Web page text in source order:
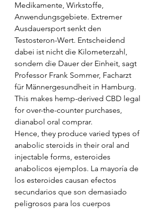
Medikamente, Wirkstoffe,
Anwendungsgebiete. Extremer
Ausdauersport senkt den
Testosteron-Wert. Entscheidend
dabei ist nicht die Kilometerzahl,
sondern die Dauer der Einheit, sagt
Professor Frank Sommer, Facharzt
für Männergesundheit in Hamburg.
This makes hemp-derived CBD legal
for over-the-counter purchases,
dianabol oral comprar.
Hence, they produce varied types of
anabolic steroids in their oral and
injectable forms, esteroides
anabolicos ejemplos. La mayoría de
los esteroides causan efectos
secundarios que son demasiado
peligrosos para los cuerpos